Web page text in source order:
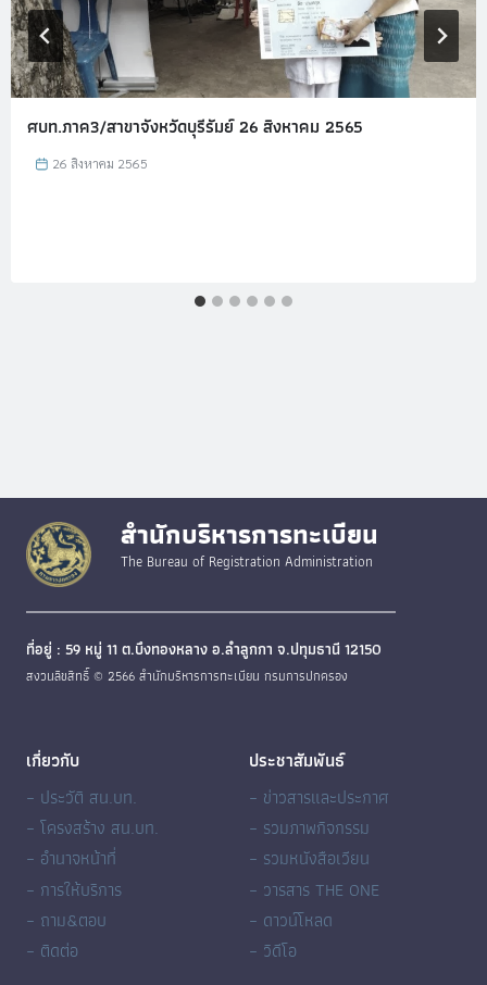
ศบท.ภาค3/สาขาจังหวัดบุรีรัมย์ 26 สิงหาคม 2565
26 สิงหาคม 2565
สำนักบริหารการทะเบียน
The Bureau of Registration Administration
ที่อยู่ : 59 หมู่ 11 ต.บึงทองหลาง อ.ลำลูกกา จ.ปทุมธานี 12150
สงวนลิขสิทธิ์ © 2566 สำนักบริหารการทะเบียน กรมการปกครอง
เกี่ยวกับ
– ประวัติ สน.บท.
– โครงสร้าง สน.บท.
– อำนาจหน้าที่
– การให้บริการ
– ถาม&ตอบ
– ติดต่อ
ประชาสัมพันธ์
– ข่าวสารและประกาศ
– รวมภาพกิจกรรม
– รวมหนังสือเวียน
– วารสาร THE ONE
– ดาวน์โหลด
– วิดีโอ